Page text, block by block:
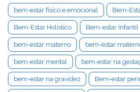
bem-estar físico e emocional Bem-
Bem-Estar Holístico Bem-estar Infantil
bem-estar materno bem-estar
bem-estar mental bem-estar na
bem-estar na gravidez Bem-estar